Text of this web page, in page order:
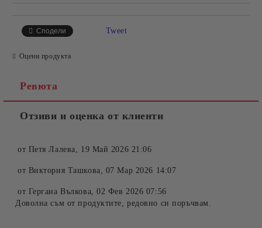
Сподели Tweet
Оцени продукта
Ревюта
Отзиви и оценка от клиенти
от Петя Лалева, 19 Май 2026 21:06
от Виктория Ташкова, 07 Мар 2026 14:07
от Гергана Вълкова,02 Фев 2026 07:56
Доволна съм от продуктите, редовно си поръчвам.